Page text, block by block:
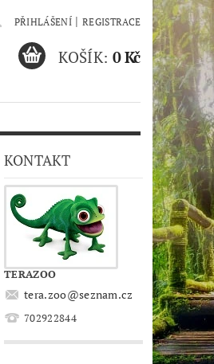
PŘIHLÁŠENÍ | REGISTRACE
KOŠÍK: 0 Kč
KONTAKT
TERAZOO
tera.zoo@seznam.cz
702922844